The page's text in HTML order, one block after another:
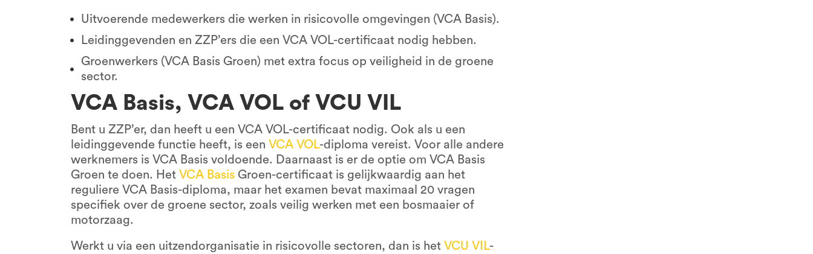
Uitvoerende medewerkers die werken in risicovolle omgevingen (VCA Basis).
Leidinggevenden en ZZP’ers die een VCA VOL-certificaat nodig hebben.
Groenwerkers (VCA Basis Groen) met extra focus op veiligheid in de groene
sector.
VCA Basis, VCA VOL of VCU VIL
Bent u ZZP’er, dan heeft u een VCA VOL-certificaat nodig. Ook als u een
leidinggevende functie heeft, is een VCA VOL-diploma vereist. Voor alle andere
werknemers is VCA Basis voldoende. Daarnaast is er de optie om VCA Basis
Groen te doen. Het VCA Basis Groen-certificaat is gelijkwaardig aan het
reguliere VCA Basis-diploma, maar het examen bevat maximaal 20 vragen
specifiek over de groene sector, zoals veilig werken met een bosmaaier of
motorzaag.
Werkt u via een uitzendorganisatie in risicovolle sectoren, dan is het VCU VIL-